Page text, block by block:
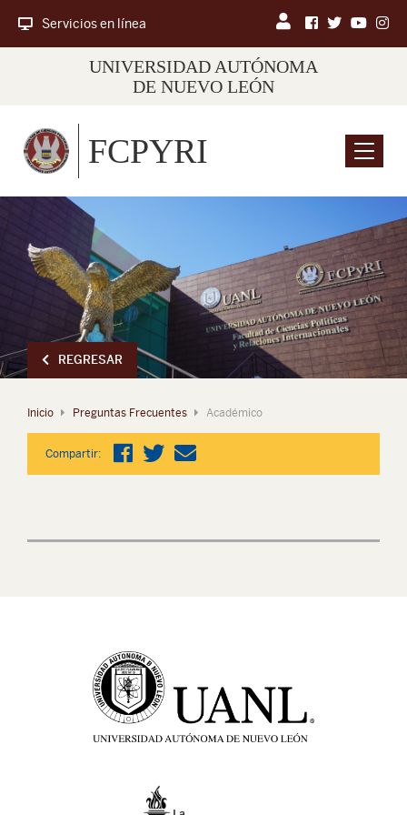
Servicios en línea
UNIVERSIDAD AUTÓNOMA
DE NUEVO LEÓN
Menu
FCPYRI
REGRESAR
Inicio Preguntas Frecuentes Académico
Compartir: